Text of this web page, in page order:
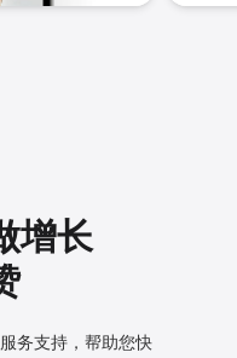
增长
务支持，帮助您快